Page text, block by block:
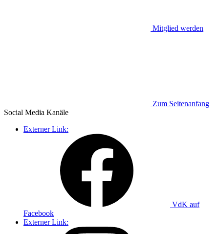
Mitglied werden
Zum Seitenanfang
Social Media Kanäle
Externer Link:
VdK auf
Facebook
Externer Link: